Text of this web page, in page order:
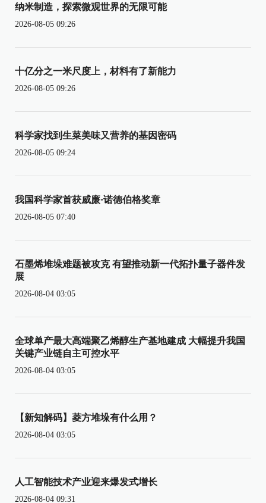
纳米制造，探索微观世界的无限可能
2026-08-05 09:26
十亿分之一米尺度上，材料有了新能力
2026-08-05 09:26
科学家找到生菜美味又营养的基因密码
2026-08-05 09:24
我国科学家首获威廉·诺德伯格奖章
2026-08-05 07:40
石墨烯堆垛难题被攻克 有望推动新一代拓扑量子器件发
展
2026-08-04 03:05
全球单产最大高端聚乙烯醇生产基地建成 大幅提升我国
关键产业链自主可控水平
2026-08-04 03:05
【新知解码】菱方堆垛有什么用？
2026-08-04 03:05
人工智能技术产业迎来爆发式增长
2026-08-04 09:31